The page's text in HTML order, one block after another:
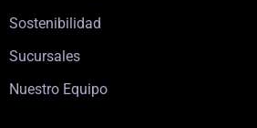
Sostenibilidad
Sucursales
Nuestro Equipo